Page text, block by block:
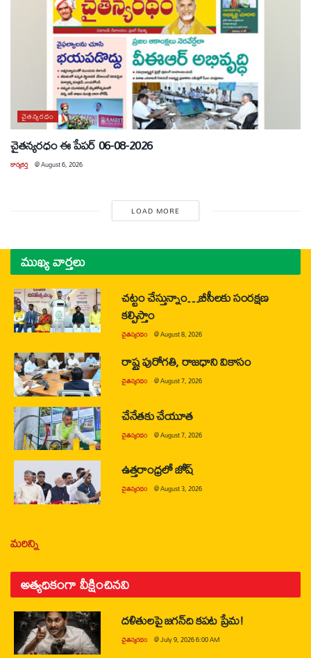
చైతన్యరధం
చైతన్యరధం ఈ పేపర్ 06-08-2026
కార్యకర్త @August 6, 2026
LOAD MORE
ముఖ్య వార్తలు
చట్టం చేస్తున్నాం…బీసీలకు సంరక్షణ
కల్పిస్తాం
చైతన్యరధం @August 8, 2026
రాష్ట్ర పురోగతి, రాజధాని వికాసం
చైతన్యరధం @August 7, 2026
చేనేతకు చేయూత
చైతన్యరధం @August 7, 2026
ఉత్తరాంధ్రలో జోష్
చైతన్యరధం @August 3, 2026
మరిన్ని
అత్యధికంగా వీక్షించినవి
దళితులపై జగన్‌ది కపట ప్రేమ!
చైతన్యరధం @July 9, 2026 6:00 AM